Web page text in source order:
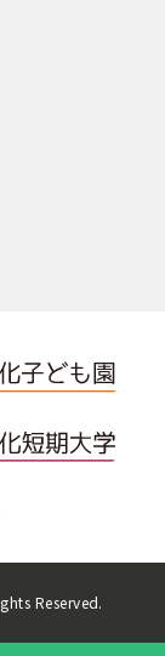
Reserved.